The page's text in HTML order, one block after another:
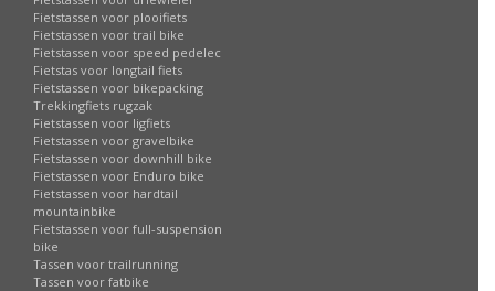
Fietstassen voor plooifiets
Fietstassen voor trail bike
Fietstassen voor speed pedelec
Fietstas voor longtail fiets
Fietstassen voor bikepacking
Trekkingfiets rugzak
Fietstassen voor ligfiets
Fietstassen voor gravelbike
Fietstassen voor downhill bike
Fietstassen voor Enduro bike
Fietstassen voor hardtail
mountainbike
Fietstassen voor full-suspension
bike
Tassen voor trailrunning
Tassen voor fatbike